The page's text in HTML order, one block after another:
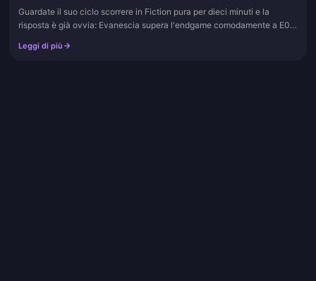
Guardate il suo ciclo scorrere in Fiction pura per dieci minuti e la
risposta è già ovvia: Evanescia supera l'endgame comodamente a E0
Leggi di più